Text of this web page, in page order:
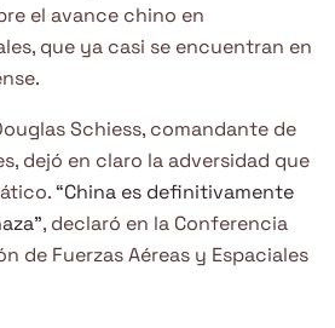
el avance chino en
que ya casi se encuentran en
Schiess, comandante de
dejó en claro la adversidad que
“China es definitivamente
, declaró en la Conferencia
de Fuerzas Aéreas y Espaciales